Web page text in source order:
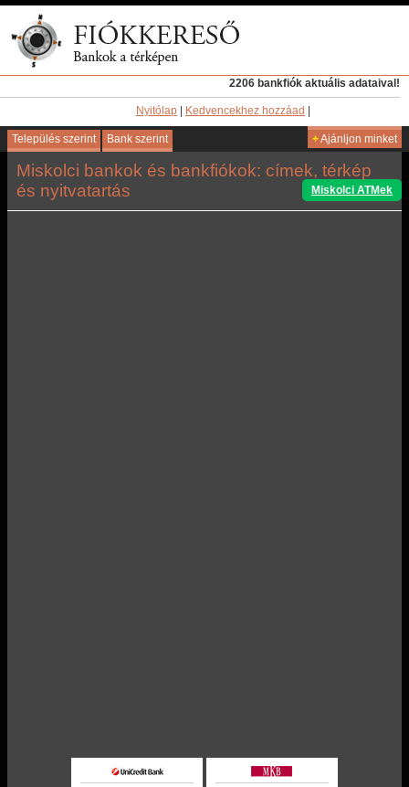
2206 bankfiók aktuális adataival!
Nyitólap Kedvencekhez hozzáad
Település szerint Bank szerint +Ajánljon minket
Miskolci bankok és bankfiókok: címek, térkép
és nyitvatartás
Miskolci ATMek